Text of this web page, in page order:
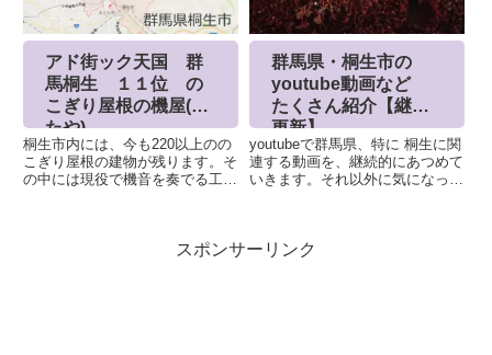
アド街ック天国 群
馬桐生 １１位 の
こぎり屋根の機屋(は
たや)
桐生市内には、今も220以上のの
こぎり屋根の建物が残ります。そ
の中には現役で機音を奏でる工場
定休)アド街ック天国2011年8月
群馬県・桐生市の
youtube動画など
たくさん紹介【継続
更新】
youtubeで群馬県、特に 桐生に関
連する動画を、継続的にあつめて
いきます。それ以外に気になった
第4回桐生イノベーションEXPO
スポンサーリンク